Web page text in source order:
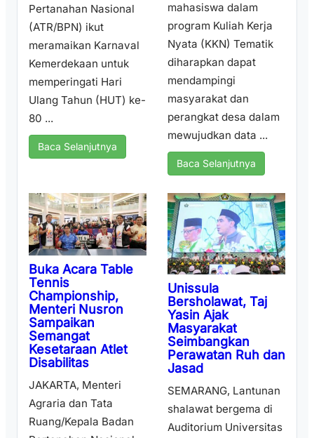
Pertanahan Nasional
(ATR/BPN) ikut
meramaikan Karnaval
Kemerdekaan untuk
memperingati Hari
Ulang Tahun (HUT) ke-
80 ...
Baca Selanjutnya
mahasiswa dalam
program Kuliah Kerja
Nyata (KKN) Tematik
diharapkan dapat
mendampingi
masyarakat dan
perangkat desa dalam
mewujudkan data ...
Baca Selanjutnya
Buka Acara Table
Tennis
Championship,
Menteri Nusron
Sampaikan
Semangat
Kesetaraan Atlet
Disabilitas
JAKARTA, Menteri
Agraria dan Tata
Ruang/Kepala Badan
Unissula
Bersholawat, Taj
Yasin Ajak
Masyarakat
Seimbangkan
Perawatan Ruh dan
Jasad
SEMARANG, Lantunan
shalawat bergema di
Auditorium Universitas